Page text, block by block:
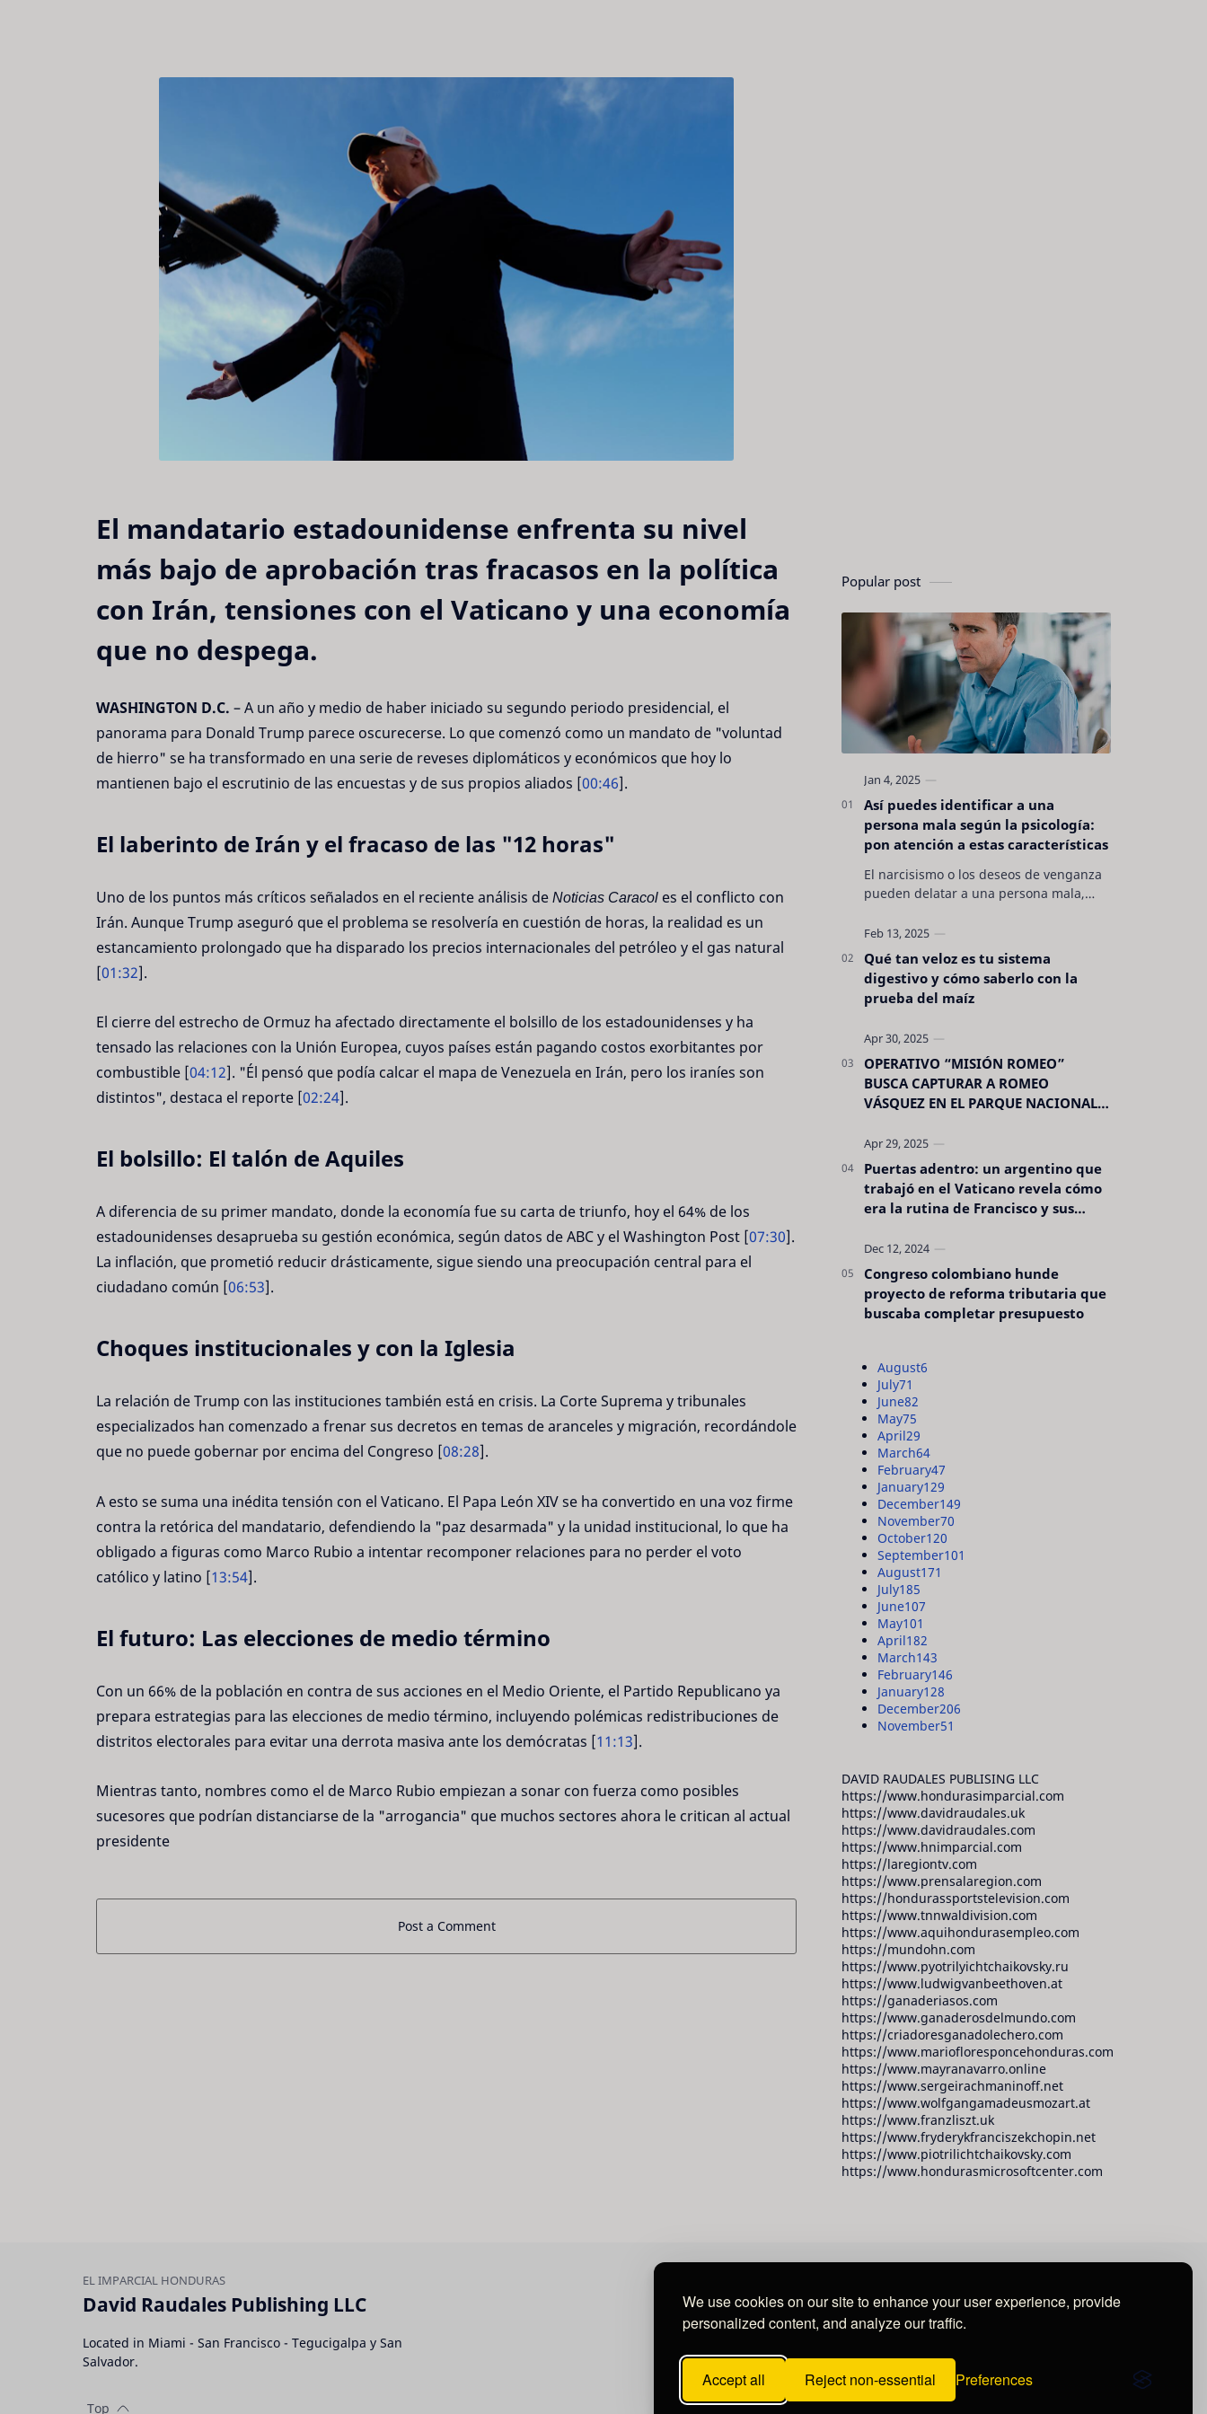
We use cookies on our site to enhance your user experience, provide
personalized content, and analyze our traffic.
Accept all Reject non-essential Preferences
El mandatario estadounidense enfrenta su nivel
más bajo de aprobación tras fracasos en la política
con Irán, tensiones con el Vaticano y una economía
que no despega.
WASHINGTON D.C. – A un año y medio de haber iniciado su segundo periodo presidencial, el
panorama para Donald Trump parece oscurecerse. Lo que comenzó como un mandato de "voluntad
de hierro" se ha transformado en una serie de reveses diplomáticos y económicos que hoy lo
mantienen bajo el escrutinio de las encuestas y de sus propios aliados [00:46].
El laberinto de Irán y el fracaso de las "12 horas"
Uno de los puntos más críticos señalados en el reciente análisis deNoticias Caracol es el conflicto con
Irán. Aunque Trump aseguró que el problema se resolvería en cuestión de horas, la realidad es un
estancamiento prolongado que ha disparado los precios internacionales del petróleo y el gas natural
[01:32].
El cierre del estrecho de Ormuz ha afectado directamente el bolsillo de los estadounidenses y ha
tensado las relaciones con la Unión Europea, cuyos países están pagando costos exorbitantes por
combustible [04:12]. "Él pensó que podía calcar el mapa de Venezuela en Irán, pero los iraníes son
distintos", destaca el reporte [02:24].
El bolsillo: El talón de Aquiles
A diferencia de su primer mandato, donde la economía fue su carta de triunfo, hoy el 64% de los
estadounidenses desaprueba su gestión económica, según datos de ABC y el Washington Post [07:30].
La inflación, que prometió reducir drásticamente, sigue siendo una preocupación central para el
ciudadano común [06:53].
Choques institucionales y con la Iglesia
La relación de Trump con las instituciones también está en crisis. La Corte Suprema y tribunales
especializados han comenzado a frenar sus decretos en temas de aranceles y migración, recordándole
que no puede gobernar por encima del Congreso [08:28].
A esto se suma una inédita tensión con el Vaticano. El Papa León XIV se ha convertido en una voz firme
contra la retórica del mandatario, defendiendo la "paz desarmada" y la unidad institucional, lo que ha
obligado a figuras como Marco Rubio a intentar recomponer relaciones para no perder el voto
católico y latino [13:54].
El futuro: Las elecciones de medio término
Con un 66% de la población en contra de sus acciones en el Medio Oriente, el Partido Republicano ya
prepara estrategias para las elecciones de medio término, incluyendo polémicas redistribuciones de
distritos electorales para evitar una derrota masiva ante los demócratas [11:13].
Mientras tanto, nombres como el de Marco Rubio empiezan a sonar con fuerza como posibles
sucesores que podrían distanciarse de la "arrogancia" que muchos sectores ahora le critican al actual
presidente
Post a Comment
Popular post
Así puedes identificar a una
persona mala según la psicología:
pon atención a estas características
El narcisismo o los deseos de venganza
pueden delatar a una persona mala,
evidentes. Conocerlas puede pro…
Qué tan veloz es tu sistema
digestivo y cómo saberlo con la
prueba del maíz
OPERATIVO “MISIÓN ROMEO”
BUSCA CAPTURAR A ROMEO
VÁSQUEZ EN EL PARQUE NACIONAL
Puertas adentro: un argentino que
trabajó en el Vaticano revela cómo
era la rutina de Francisco y sus
Congreso colombiano hunde
proyecto de reforma tributaria que
buscaba completar presupuesto
August6
July71
June82
May75
April29
March64
February47
January129
December149
November70
October120
September101
August171
July185
June107
May101
April182
March143
February146
January128
December206
November51
DAVID RAUDALES PUBLISING LLC
https://www.hondurasimparcial.com
https://www.davidraudales.uk
https://www.davidraudales.com
https://www.hnimparcial.com
https://laregiontv.com
https://www.prensalaregion.com
https://hondurassportstelevision.com
https://www.tnnwaldivision.com
https://www.aquihondurasempleo.com
https://mundohn.com
https://www.pyotrilyichtchaikovsky.ru
https://www.ludwigvanbeethoven.at
https://ganaderiasos.com
https://www.ganaderosdelmundo.com
https://criadoresganadolechero.com
https://www.mariofloresponcehonduras.com
https://www.mayranavarro.online
https://www.sergeirachmaninoff.net
https://www.wolfgangamadeusmozart.at
https://www.franzliszt.uk
https://www.fryderykfranciszekchopin.net
https://www.piotrilichtchaikovsky.com
https://www.hondurasmicrosoftcenter.com
David Raudales Publishing LLC
Located in Miami - San Francisco - Tegucigalpa y San
Salvador.